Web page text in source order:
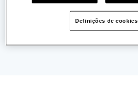
Última actualização:03/05/2022
03/05/2022
Definições de cookies